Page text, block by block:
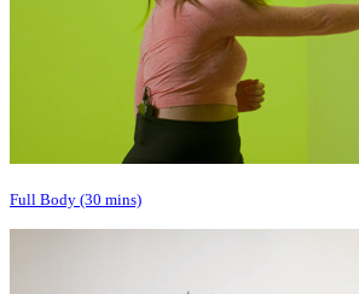
Full Body (30 mins)